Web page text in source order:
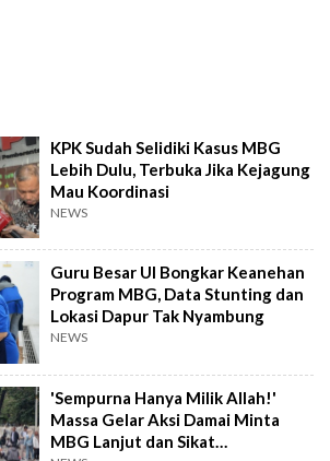
KPK Sudah Selidiki Kasus MBG
Lebih Dulu, Terbuka Jika Kejagung
Mau Koordinasi
NEWS
Guru Besar UI Bongkar Keanehan
Program MBG, Data Stunting dan
Lokasi Dapur Tak Nyambung
NEWS
'Sempurna Hanya Milik Allah!'
Massa Gelar Aksi Damai Minta
MBG Lanjut dan Sikat